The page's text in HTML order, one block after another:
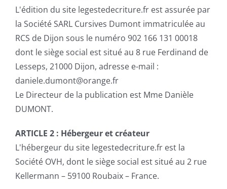
L'édition du site legestedecriture.fr est assurée par
la Société SARL Cursives Dumont immatriculée au
RCS de Dijon sous le numéro 902 166 131 00018
dont le siège social est situé au 8 rue Ferdinand de
Lesseps, 21000 Dijon, adresse e-mail :
daniele.dumont@orange.fr
Le Directeur de la publication est Mme Danièle
DUMONT.
ARTICLE 2 : Hébergeur et créateur
L'hébergeur du site legestedecriture.fr est la
Société OVH, dont le siège social est situé au 2 rue
Kellermann – 59100 Roubaix – France.